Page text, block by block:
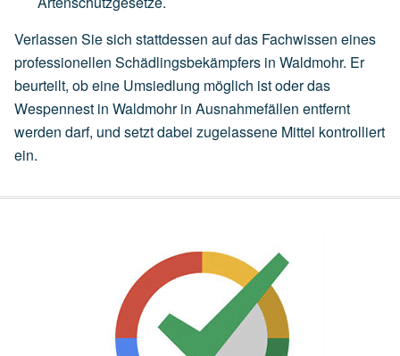
Verlassen Sie sich stattdessen auf das Fachwissen eines
professionellen Schädlingsbekämpfers in Waldmohr. Er
beurteilt, ob eine Umsiedlung möglich ist oder das
Wespennest in Waldmohr in Ausnahmefällen entfernt
werden darf, und setzt dabei zugelassene Mittel kontrolliert
ein.